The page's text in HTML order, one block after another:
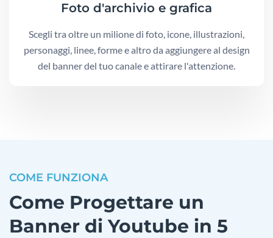
Foto d'archivio e grafica
Scegli tra oltre un milione di foto, icone, illustrazioni,
personaggi, linee, forme e altro da aggiungere al design
del banner del tuo canale e attirare l'attenzione.
COME FUNZIONA
Come Progettare un
Banner di Youtube in 5